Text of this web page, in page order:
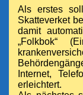
Als erstes
Skatteverket
damit
„Folkbok“
Internet,
erleichtert.